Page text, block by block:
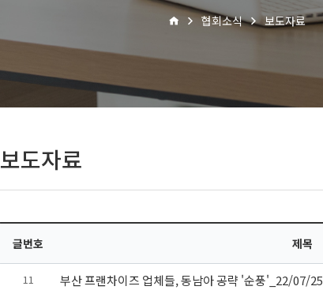
협회소식 보도자료
보도자료
글번호 제목
11 부산 프랜차이즈 업체들, 동남아 공략 '순풍'_22/07/25